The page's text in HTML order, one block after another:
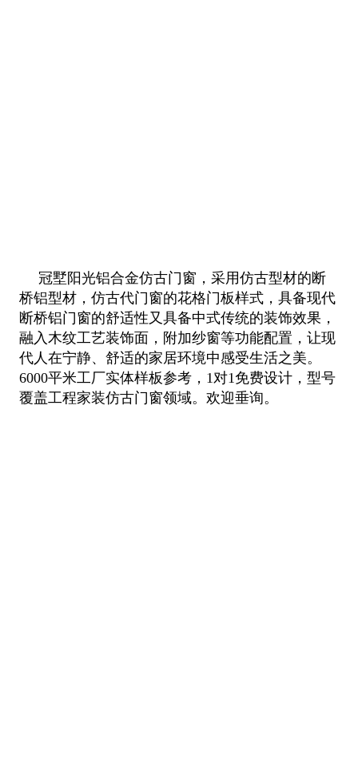
冠墅阳光铝合金仿古门窗，采用仿古型材的断
桥铝型材，仿古代门窗的花格门板样式，具备现代
断桥铝门窗的舒适性又具备中式传统的装饰效果，
融入木纹工艺装饰面，附加纱窗等功能配置，让现
代人在宁静、舒适的家居环境中感受生活之美。
6000平米工厂实体样板参考，1对1免费设计，型号
覆盖工程家装仿古门窗领域。欢迎垂询。